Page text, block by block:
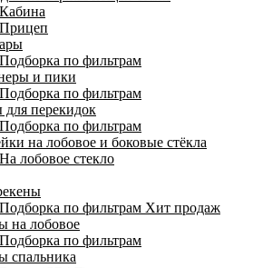
Кабина
Прицеп
Подборка по фильтрам
и пики
Подборка по фильтрам
для перекидок
Подборка по фильтрам
на лобовое и боковые стёкла
На лобовое стекло
Подборка по фильтрам Хит продаж
на лобовое
Подборка по фильтрам
спальника